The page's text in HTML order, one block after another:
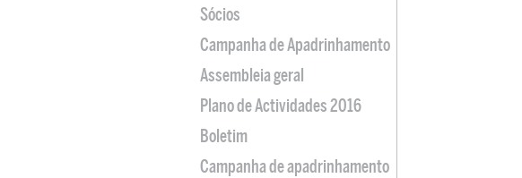
Sócios
Campanha de Apadrinhamento
Assembleia geral
Plano de Actividades 2016
Boletim
Campanha de apadrinhamento